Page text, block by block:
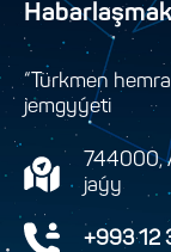
“Türkmen
jemgyýeti
744000,
jaýy
+993 12